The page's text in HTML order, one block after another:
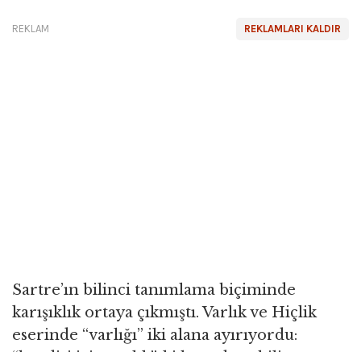
REKLAMLARI KALDIR
REKLAM
Sartre’ın bilinci tanımlama biçiminde
karışıklık ortaya çıkmıştı. Varlık ve Hiçlik
eserinde “varlığı” iki alana ayırıyordu: